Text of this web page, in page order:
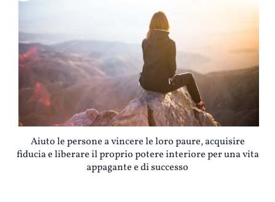
Aiuto le persone a vincere le loro paure, acquisire
fiducia e liberare il proprio potere interiore per una vita
appagante e di successo